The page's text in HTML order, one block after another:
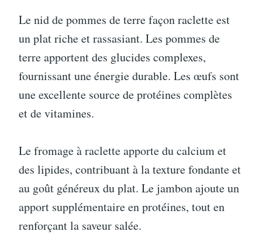
Le nid de pommes de terre façon raclette est
un plat riche et rassasiant. Les pommes de
terre apportent des glucides complexes,
fournissant une énergie durable. Les œufs sont
une excellente source de protéines complètes
et de vitamines.
Le fromage à raclette apporte du calcium et
des lipides, contribuant à la texture fondante et
au goût généreux du plat. Le jambon ajoute un
apport supplémentaire en protéines, tout en
renforçant la saveur salée.